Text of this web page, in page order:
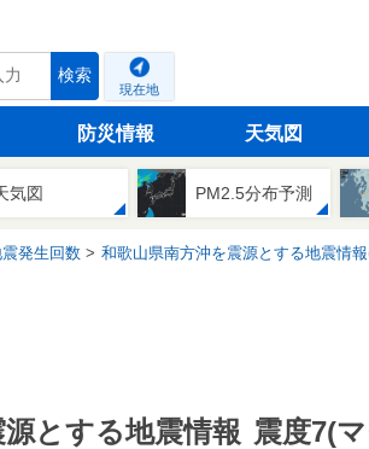
検索
現在地
防災情報 天気図
気図 PM2.5分布予測
発生回数 和歌山県南方沖を震源とする地震情
とする地震情報 震度7(